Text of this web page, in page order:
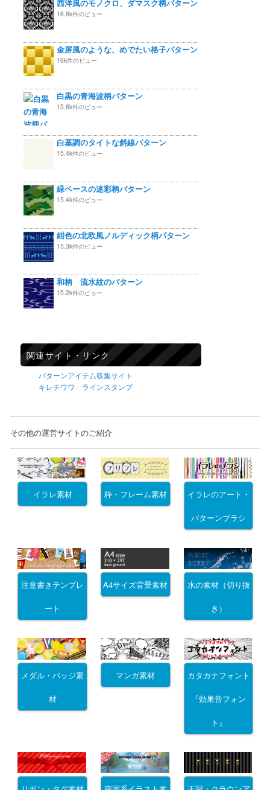
西洋風のモノクロ、ダマスク柄パターン
16.6k件のビュー
金屏風のような、めでたい格子パターン
16k件のビュー
白黒の青海波柄パターン
15.6k件のビュー
白基調のタイトな斜線パターン
15.4k件のビュー
緑ベースの迷彩柄パターン
15.4k件のビュー
紺色の北欧風ノルディック柄パターン
15.3k件のビュー
和柄 流水紋のパターン
15.2k件のビュー
関連サイト・リンク
パターンアイテム収集サイト
キレチワワ ラインスタンプ
その他の運営サイトのご紹介
イラレ素材 枠・フレーム素材 イラレのアート・
パターンブラシ
注意書きテンプレ
ート
A4サイズ背景素材 水の素材（切り抜
き）
メダル・バッジ素
材
マンガ素材 カタカナフォント
『効果音フォン
ト』